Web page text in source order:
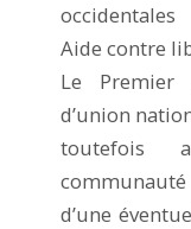
occidentales
Aide contre
Le Premier
d’union
toutefois
d’une